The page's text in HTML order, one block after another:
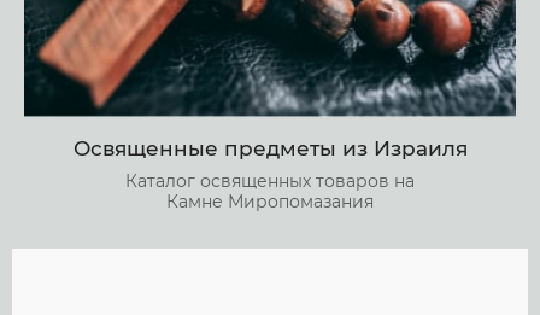
Освященные предметы из Израиля
Каталог освященных товаров на
Камне Миропомазания